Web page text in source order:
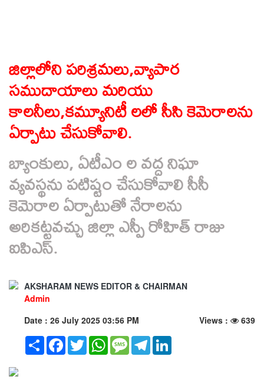
జిల్లాలోని పరిశ్రమలు,వ్యాపార
సముదాయాలు మరియు
కాలనీలు,కమ్యూనిటీ లలో సీసి కెమెరాలను
ఏర్పాటు చేసుకోవాలి.
బ్యాంకులు, ఏటీఎం ల వద్ద నిఘా
వ్యవస్థను పటిష్టం చేసుకోవాలి సీసీ
కెమెరాల ఏర్పాటుతో నేరాలను
అరికట్టవచ్చు జిల్లా ఎస్పీ రోహిత్ రాజు
ఐపిఎస్.
AKSHARAM NEWS EDITOR & CHAIRMAN
Admin
Date : 26 July 2025 03:56 PM
Views :
639
Share Facebook
TwitterWhatsAppMessageTelegram